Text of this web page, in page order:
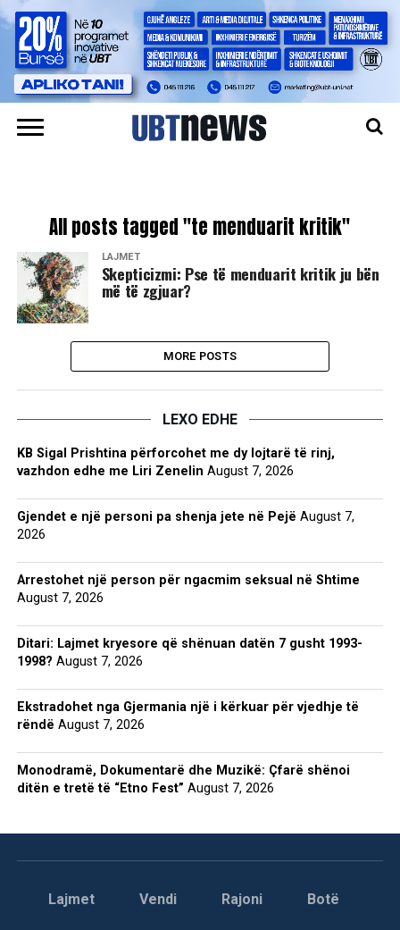
All posts tagged "te menduarit kritik"
LAJMET
Skepticizmi: Pse të menduarit kritik ju bën
më të zgjuar?
MORE POSTS
LEXO EDHE
KB Sigal Prishtina përforcohet me dy lojtarë të rinj,
vazhdon edhe me Liri Zenelin August 7, 2026
Gjendet e një personi pa shenja jete në Pejë August 7,
2026
Arrestohet një person për ngacmim seksual në Shtime
August 7, 2026
Ditari: Lajmet kryesore që shënuan datën 7 gusht 1993-
1998? August 7, 2026
Ekstradohet nga Gjermania një i kërkuar për vjedhje të
rëndë August 7, 2026
Monodramë, Dokumentarë dhe Muzikë: Çfarë shënoi
ditën e tretë të “Etno Fest” August 7, 2026
Lajmet Vendi Rajoni Botë